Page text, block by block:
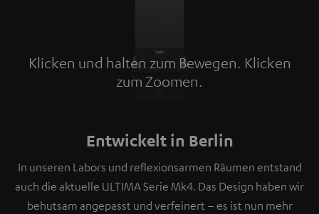
Klicken und halten zum Bewegen. Klicken
zum Zoomen.
Tap to zoom
Entwickelt in Berlin
In unseren Labors und reflexionsarmen Räumen entstand
auch die aktuelle ULTIMA Serie Mk4. Das Design haben wir
behutsam angepasst und verfeinert – es ist nun mehr